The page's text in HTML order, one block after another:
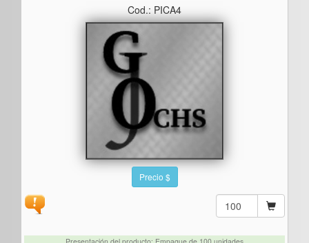
Cod.: PICA4
Precio $